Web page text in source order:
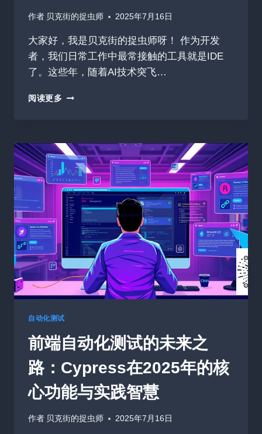
作者 贝克街的捉虫师 2025年7月16日
大家好，我是贝克街的捉虫师呀！ 作为开发
者，我们日常工作中最常接触的工具就是IDE
了。这些年，随着AI技术突飞…
阅读更多 狂
KIRO：
你
的
下
一
代
智
能
AI
辅
助
开
作
从
原
型
生
产
的
自动化测试
前端自动化测试的未来之
路：Cypress在2025年的核
心功能与实践智慧
作者 贝克街的捉虫师 2025年7月16日